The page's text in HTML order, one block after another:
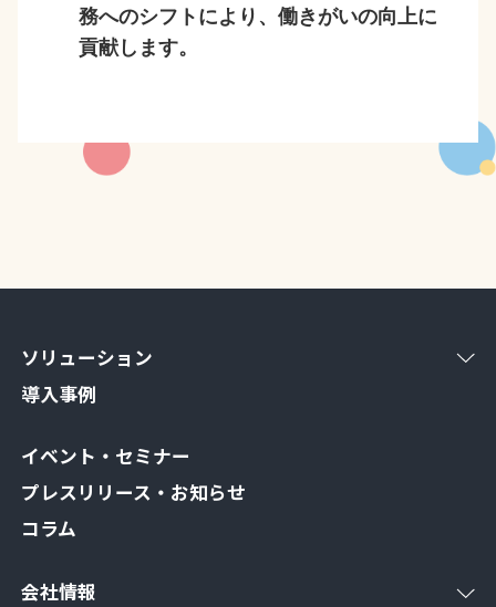
務へのシフトにより、働きがいの向上に
貢献します。
ソリューション
導入事例
イベント・セミナー
プレスリリース・お知らせ
コラム
会社情報